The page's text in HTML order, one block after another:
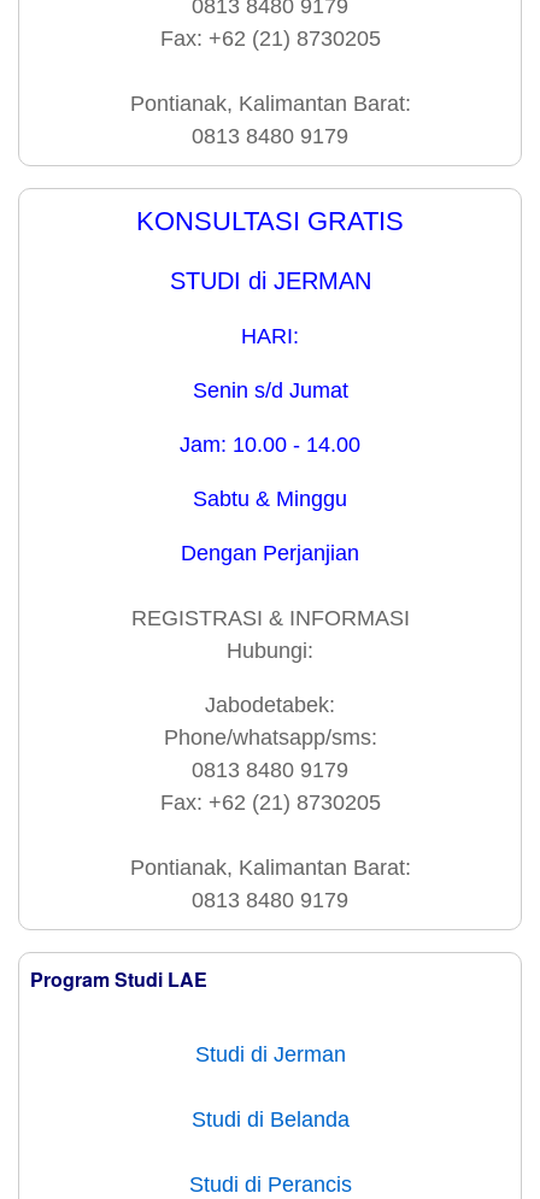
0813 8480 9179
Fax: +62 (21) 8730205
Pontianak, Kalimantan Barat:
0813 8480 9179
KONSULTASI GRATIS
STUDI di JERMAN
HARI:
Senin s/d Jumat
Jam: 10.00 - 14.00
Sabtu & Minggu
Dengan Perjanjian
REGISTRASI & INFORMASI
Hubungi:
Jabodetabek:
Phone/whatsapp/sms:
0813 8480 9179
Fax: +62 (21) 8730205
Pontianak, Kalimantan Barat:
0813 8480 9179
Program Studi LAE
Studi di Jerman
Studi di Belanda
Studi di Perancis